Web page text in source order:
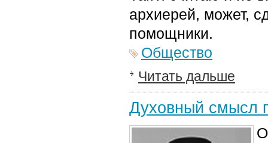
архиерей, может,
помощники.
Общество
Читать дальше
Духовный смысл